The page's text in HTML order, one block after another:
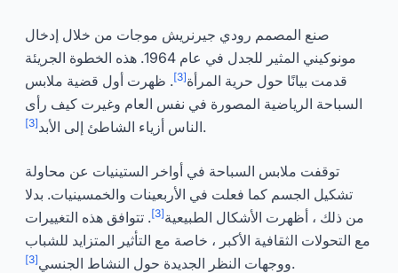
صنع المصمم رودي جيرنريش موجات من خلال إدخال
مونوكيني المثير للجدل في عام 1964. هذه الخطوة الجريئة
قدمت بيانًا حول حرية المرأة[3]
. ظهرت أول قضية ملابس
السباحة الرياضية المصورة في نفس العام وغيرت كيف رأى
الناس أزياء الشاطئ إلى الأبد[3] .
توقفت ملابس السباحة في أواخر الستينيات عن محاولة
تشكيل الجسم كما فعلت في الأربعينات والخمسينيات. بدلا
من ذلك ، أظهرت الأشكال الطبيعية[3]
. تتوافق هذه التغييرات
مع التحولات الثقافية الأكبر ، خاصة مع التأثير المتزايد للشباب
ووجهات النظر الجديدة حول النشاط الجنسي[3] .